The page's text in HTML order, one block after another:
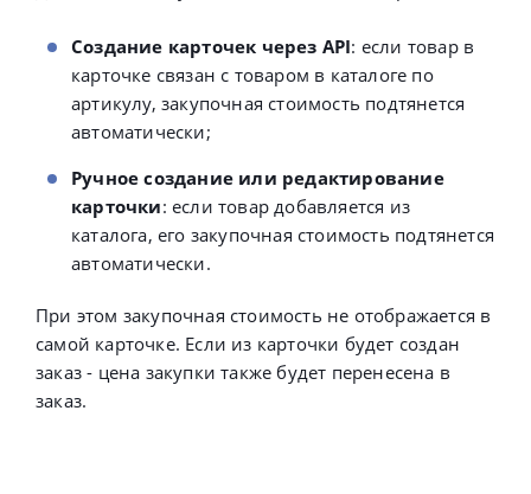
Создание карточек через API: если товар в
карточке связан с товаром в каталоге по
артикулу, закупочная стоимость подтянется
автоматически;
Ручное создание или редактирование
карточки: если товар добавляется из
каталога, его закупочная стоимость подтянется
автоматически.
При этом закупочная стоимость не отображается в
самой карточке. Если из карточки будет создан
заказ - цена закупки также будет перенесена в
заказ.